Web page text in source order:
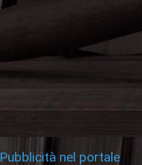
Pubblicità nel portale